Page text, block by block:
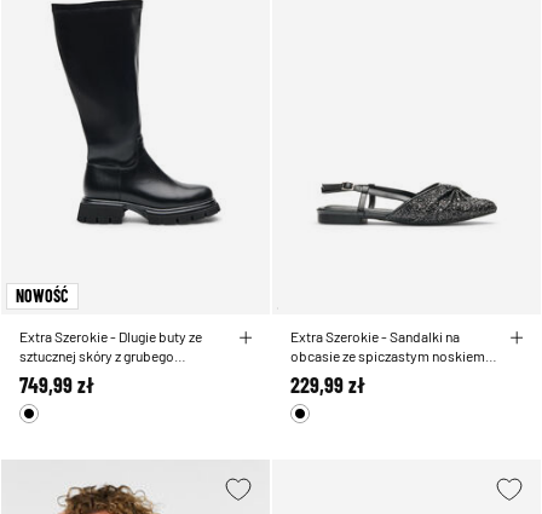
NOWOŚĆ
Extra Szerokie - Dlugie buty ze
sztucznej skóry z grubego
podeszwa
749,99 zł
Extra Szerokie - Sandalki na
obcasie ze spiczastym noskiem i
kokardka
229,99 zł